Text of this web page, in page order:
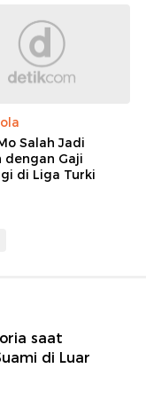
Salah Jadi
dengan Gaji
di Liga Turki
saat
di Luar